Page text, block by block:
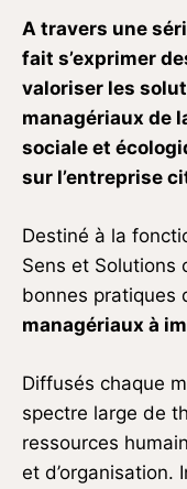
A travers une
fait s’exprimer
valoriser les
managériaux de
sociale et
sur l’entreprise
Destiné à la
Sens et Solutions
bonnes pratiques
managériaux à
Diffusés chaque
spectre large de
ressources
et d’organisation.